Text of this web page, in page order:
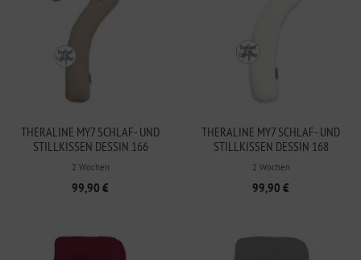
THERALINE MY7 SCHLAF- UND
STILLKISSEN DESSIN 166
CAPPUCCINO BAMBOO
COLLECTION
2 Wochen
99,90 €
THERALINE MY7 SCHLAF- UND
STILLKISSEN DESSIN 168
WOLKENWEISS BAMBOO C
OLLECTION
2 Wochen
99,90 €